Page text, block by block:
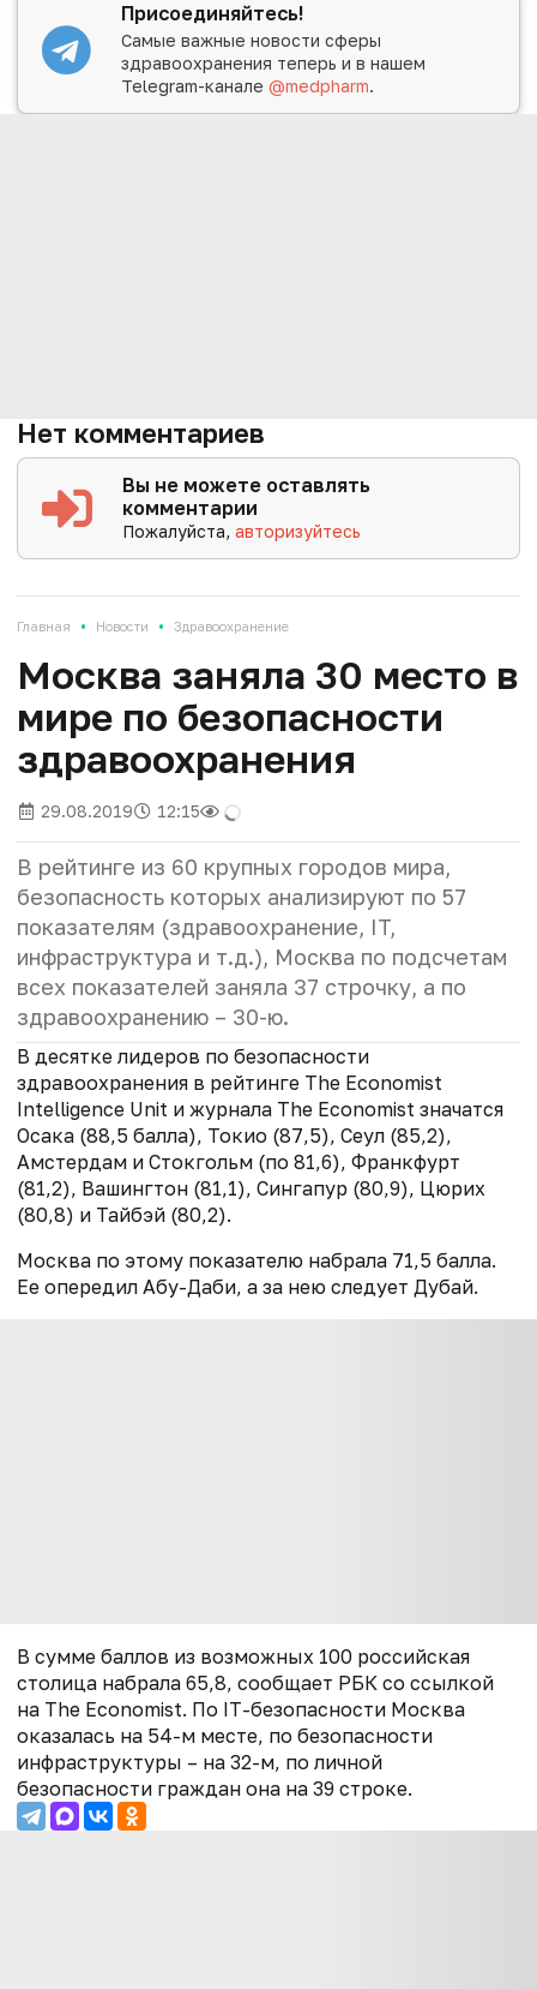
Присоединяйтесь!
Самые важные новости сферы
здравоохранения теперь и в нашем
Telegram-канале@medpharm.
Нет комментариев
Вы не можете оставлять
комментарии
Пожалуйста,авторизуйтесь
Главная • Новости • Здравоохранение
Москва заняла 30 место в
мире по безопасности
здравоохранения
29.08.2019 12:15
В рейтинге из 60 крупных городов мира,
безопасность которых анализируют по 57
показателям (здравоохранение, IT,
инфраструктура и т.д.), Москва по подсчетам
всех показателей заняла 37 строчку, а по
здравоохранению – 30-ю.
В десятке лидеров по безопасности
здравоохранения в рейтинге The Economist
Intelligence Unit и журнала The Economist значатся
Осака (88,5 балла), Токио (87,5), Сеул (85,2),
Амстердам и Стокгольм (по 81,6), Франкфурт
(81,2), Вашингтон (81,1), Сингапур (80,9), Цюрих
(80,8) и Тайбэй (80,2).
Москва по этому показателю набрала 71,5 балла.
Ее опередил Абу-Даби, а за нею следует Дубай.
В сумме баллов из возможных 100 российская
столица набрала 65,8, сообщает РБК со ссылкой
на The Economist. По IT-безопасности Москва
оказалась на 54-м месте, по безопасности
инфраструктуры – на 32-м, по личной
безопасности граждан она на 39 строке.